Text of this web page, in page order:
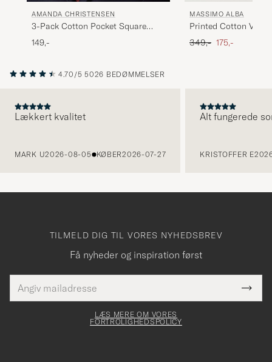
AMANDA CHRISTENSEN
3-Pack Cotton Pocket Square
White
149,-
MASSIMO ALBA
Printed Cotton Voile
Tulip
Ordinary pris
349,- Nedsat pris
175,-
4.70/5 5026 BEDØMMELSER
Lækkert kvalitet
MARK U2026-08-05 KØBER2026-07-27
Alt fungerede
KRISTOFFER E
TILMELD DIG TIL VORES NYHEDSBREV
Få nyheder og inspiration først
mailadresse
skal
Tack
för
LÆS MERE OM VORES
FORTROLIGHEDSPOLICY